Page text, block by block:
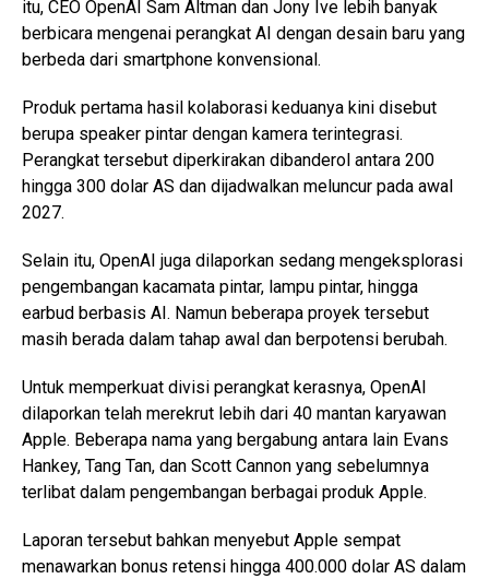
itu, CEO OpenAI Sam Altman dan Jony Ive lebih banyak
berbicara mengenai perangkat AI dengan desain baru yang
berbeda dari smartphone konvensional.
Produk pertama hasil kolaborasi keduanya kini disebut
berupa speaker pintar dengan kamera terintegrasi.
Perangkat tersebut diperkirakan dibanderol antara 200
hingga 300 dolar AS dan dijadwalkan meluncur pada awal
2027.
Selain itu, OpenAI juga dilaporkan sedang mengeksplorasi
pengembangan kacamata pintar, lampu pintar, hingga
earbud berbasis AI. Namun beberapa proyek tersebut
masih berada dalam tahap awal dan berpotensi berubah.
Untuk memperkuat divisi perangkat kerasnya, OpenAI
dilaporkan telah merekrut lebih dari 40 mantan karyawan
Apple. Beberapa nama yang bergabung antara lain Evans
Hankey, Tang Tan, dan Scott Cannon yang sebelumnya
terlibat dalam pengembangan berbagai produk Apple.
Laporan tersebut bahkan menyebut Apple sempat
menawarkan bonus retensi hingga 400.000 dolar AS dalam